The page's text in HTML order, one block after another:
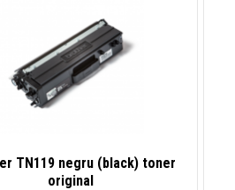
TN119 negru (black) toner
original